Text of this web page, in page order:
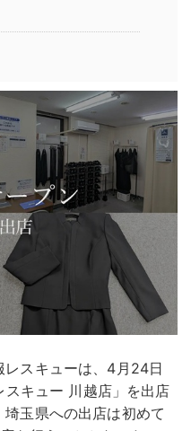
スキューは、4月24日
キュー 川越店」を出店
玉県への出店は初めて